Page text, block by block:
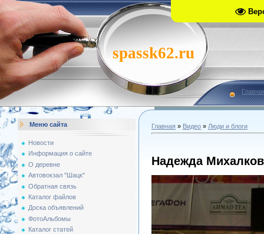
spassk62.ru
Меню сайта
Новости
Информация о сайте
О деревне
Автовокзал "Шацк"
Обратная связь
Каталог файлов
Доска объявлений
ФотоАльбомы
Каталог статей
Главная » Видео » Люди и блоги
Надежда